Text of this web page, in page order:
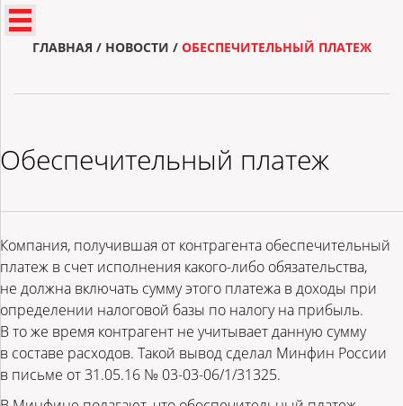
ГЛАВНАЯ / НОВОСТИ / ОБЕСПЕЧИТЕЛЬНЫЙ ПЛАТЕЖ
Обеспечительный платеж
Компания, получившая от контрагента обеспечительный
платеж в счет исполнения какого-либо обязательства,
не должна включать сумму этого платежа в доходы при
определении налоговой базы по налогу на прибыль.
В то же время контрагент не учитывает данную сумму
в составе расходов. Такой вывод сделал Минфин России
в письме от 31.05.16 № 03-03-06/1/31325.